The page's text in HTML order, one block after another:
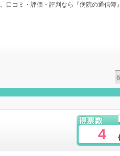
口コミ・評価・評判なら『病院の通信簿』
4